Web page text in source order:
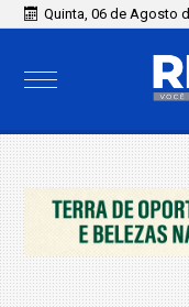
Quinta, 06 de Agosto